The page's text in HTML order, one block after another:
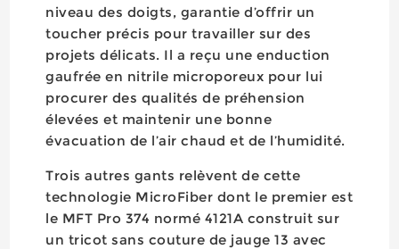
niveau des doigts, garantie d’offrir un
toucher précis pour travailler sur des
projets délicats. Il a reçu une enduction
gaufrée en nitrile microporeux pour lui
procurer des qualités de préhension
élevées et maintenir une bonne
évacuation de l’air chaud et de l’humidité.
Trois autres gants relèvent de cette
technologie MicroFiber dont le premier est
le MFT Pro 374 normé 4121A construit sur
un tricot sans couture de jauge 13 avec